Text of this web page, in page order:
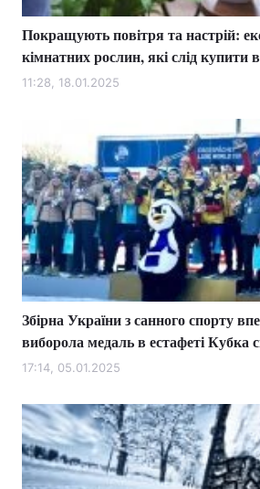
Покращують повітря та настрій:
кімнатних рослин, які слід купити
11:28, 18.01.2025
Збірна України з санного спорту
виборола медаль в естафеті Кубка
17:14, 05.01.2025